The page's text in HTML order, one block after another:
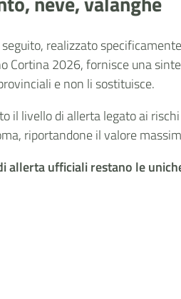
realizzato
Cortina 2026, fornisce una
e non li sostituisce.
il livello di allerta legato ai
riportandone il valore
allerta ufficiali restano le